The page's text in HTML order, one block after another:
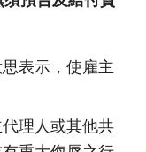
表示，使雇主
理人或其他共